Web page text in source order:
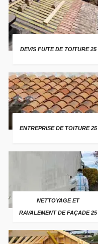
DEVIS FUITE DE TOITURE 25
ENTREPRISE DE TOITURE 25
NETTOYAGE ET
RAVALEMENT DE FAÇADE 25